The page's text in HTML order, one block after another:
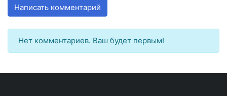
Написать комментарий
Нет комментариев. Ваш будет первым!